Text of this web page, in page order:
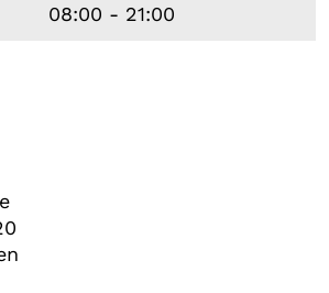
08:00 - 21:00